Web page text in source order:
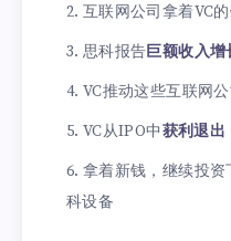
互联网公司拿着VC
思科报告巨额收入增
VC推动这些互联网公
VC从IPO中获利退出
拿着新钱，继续投
科设备